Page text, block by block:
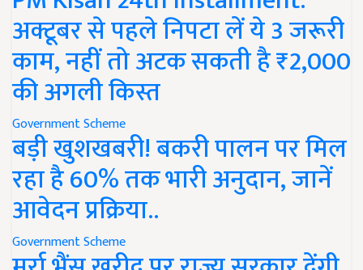
अक्टूबर से पहले निपटा लें ये 3 जरूरी
काम, नहीं तो अटक सकती है ₹2,000
की अगली किस्त
Government Scheme
बड़ी खुशखबरी! बकरी पालन पर मिल
रहा है 60% तक भारी अनुदान, जानें
आवेदन प्रक्रिया..
Government Scheme